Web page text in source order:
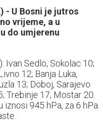
- U Bosni je jutros
vrijeme, a u
do umjerenu
Ivan Sedlo, Sokolac 10;
12; Banja Luka,
13; Doboj, Sarajevo
Trebinje 17; Mostar 20.
945 hPa, za 6 hPa